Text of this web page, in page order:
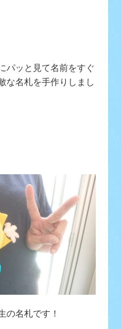
パッと見て名前をすぐ
な名札を手作りしまし
の名札です！